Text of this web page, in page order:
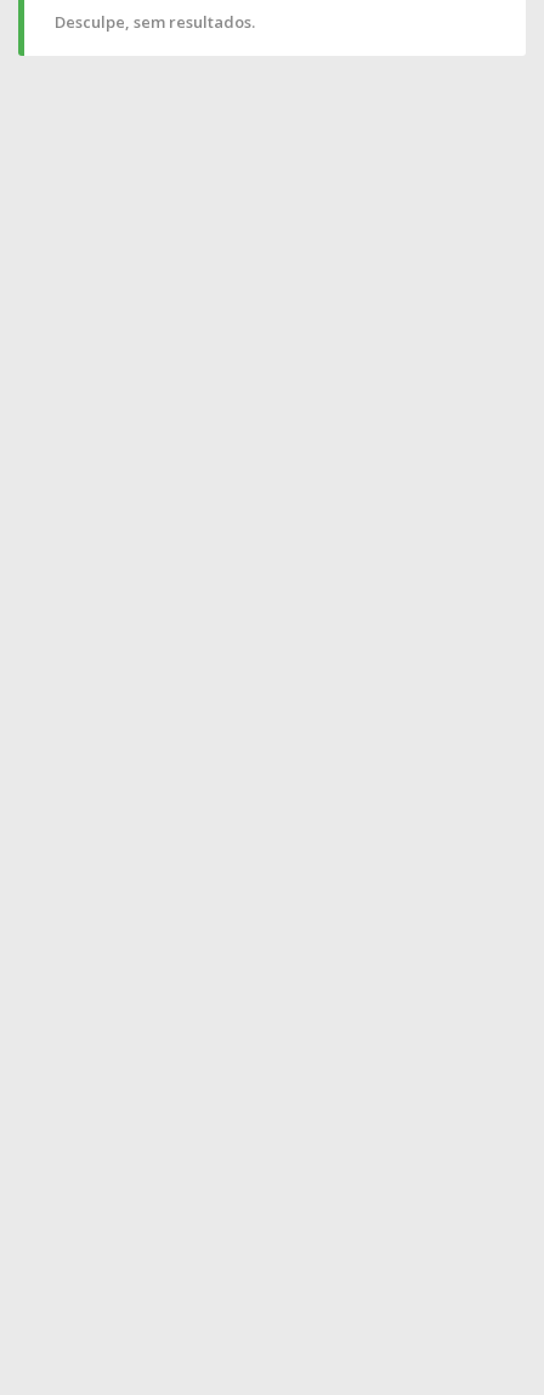
Desculpe, sem resultados.